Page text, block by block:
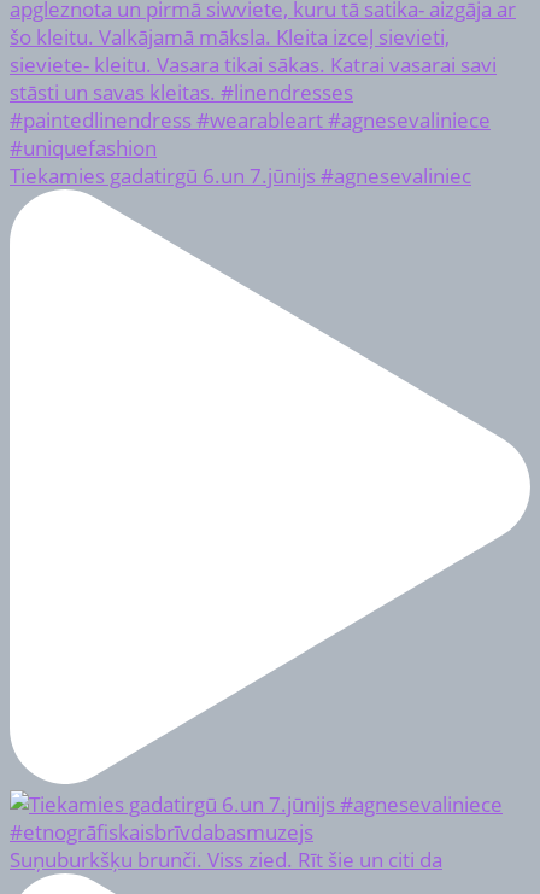
Tiekamies gadatirgū 6.un 7.jūnijs #agnesevaliniec
Suņuburkšķu brunči. Viss zied. Rīt šie un citi da